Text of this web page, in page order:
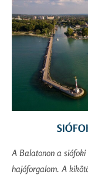
A Balatonon a
hajóforgalom. A